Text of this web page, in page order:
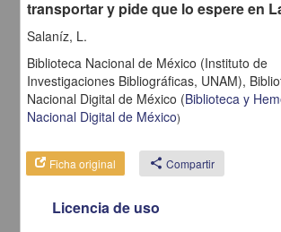
Carta de Eduardo Lorenzo Grossman,
Grossman, Eduardo Lorenzo
[sin fecha]
Multidisciplina
transportar y pide que lo espere en
Salaníz, L.
Biblioteca Nacional de México (Instituto de
Investigaciones Bibliográficas, UNAM),
Nacional Digital de México (Biblioteca y
Nacional Digital de México)
Ficha original share Compartir
Licencia de uso